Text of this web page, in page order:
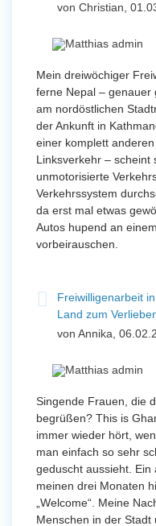
von Christian,
Mein dreiwöchiger
ferne Nepal – genauer
am nordöstlichen
der Ankunft in
einer komplett
Linksverkehr – scheint
unmotorisierte
Verkehrssystem
da erst mal etwas
Autos hupend an
vorbeirauschen.
Freiwilligenarbeit
Land zum
von Annika,
Singende Frauen, die
begrüßen? This is
immer wieder hört,
man einfach so sehr
geduscht aussieht. Ein
meinen drei Monaten
„Welcome“. Meine
Menschen in der